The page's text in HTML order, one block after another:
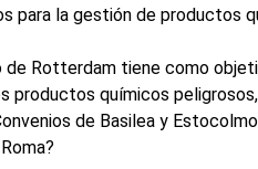
para la gestión de productos
de Rotterdam tiene como
productos químicos
de Basilea y